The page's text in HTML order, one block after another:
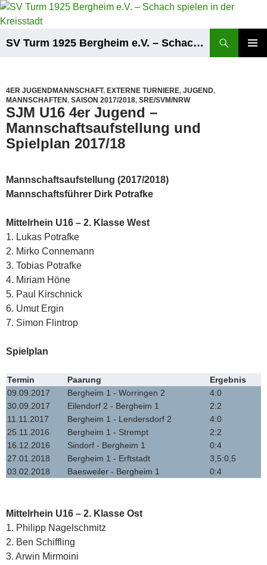
Zum
Inhalt
SV Turm 1925 Bergheim e.V. – Schach spielen in der Kreisstadt
4ER JUGENDMANNSCHAFT, EXTERNE TURNIERE, JUGEND,
MANNSCHAFTEN , SAISON 2017/2018, SRE/SVM/NRW
SJM U16 4er Jugend –
Mannschaftsaufstellung und
Spielplan 2017/18
Mannschaftsaufstellung (2017/2018)
Mannschaftsführer Dirk Potrafke
Mittelrhein U16 – 2. Klasse West
1. Lukas Potrafke
2. Mirko Connemann
3. Tobias Potrafke
4. Miriam Höne
5. Paul Kirschnick
6. Umut Ergin
7. Simon Flintrop
Spielplan
Termin Paarung
Ergebnis
09.09.2017
Bergheim 1 - Worringen 2
4:0
30.09.2017
Eilendorf 2 - Bergheim 1
2:2
11.11.2017
Bergheim 1 - Lendersdorf 2
4:0
25.11.2016
Bergheim 1 - Strempt
2:2
16.12.2016
Sindorf - Bergheim 1
0:4
27.01.2018
Bergheim 1 - Erftstadt
3,5:0,5
03.02.2018
Baesweiler - Bergheim 1 0:4
Mittelrhein U16 – 2. Klasse Ost
1. Philipp Nagelschmitz
2. Ben Schiffling
3. Arwin Mirmoini